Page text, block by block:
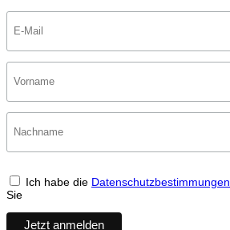
Ich habe die Datenschutzbestimmungen
Sie